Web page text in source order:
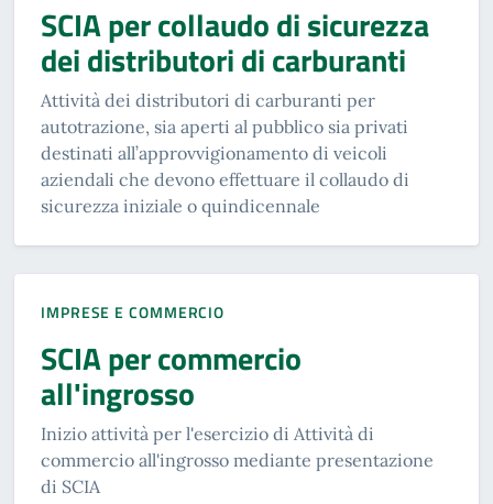
SCIA per collaudo di sicurezza
dei distributori di carburanti
Attività dei distributori di carburanti per
autotrazione, sia aperti al pubblico sia privati
destinati all’approvvigionamento di veicoli
aziendali che devono effettuare il collaudo di
sicurezza iniziale o quindicennale
IMPRESE E COMMERCIO
SCIA per commercio
all'ingrosso
Inizio attività per l'esercizio di Attività di
commercio all'ingrosso mediante presentazione
di SCIA